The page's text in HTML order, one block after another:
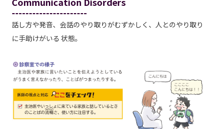
----------------------
話し方や発音、会話のやり取りがむずかしく、人とのやり取り
に手助けがいる 状態。